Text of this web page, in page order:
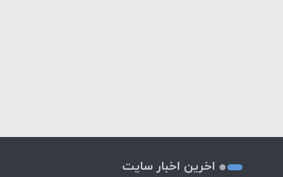
اخرین اخبار سایت